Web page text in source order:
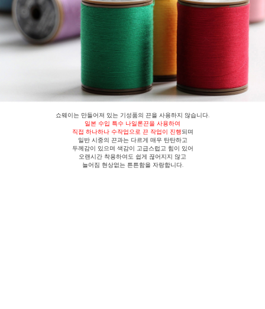
쇼웨이는 만들어져 있는 기성품의 끈을 사용하지 않습니다.
일본 수입 특수 나일론끈을 사용하여
직접 하나하나 수작업으로 끈 작업이 진행되며
일반 시중의 끈과는 다르게 매우 탄탄하고
두께감이 있으며 색감이 고급스럽고 힘이 있어
오랜시간 착용하여도 쉽게 끊어지지 않고
늘어짐 현상없는 튼튼함을 자랑합니다.